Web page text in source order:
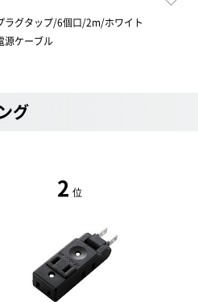
ラグタップ/6個口/2m/ホワイト
源ケーブル
グ
2 位